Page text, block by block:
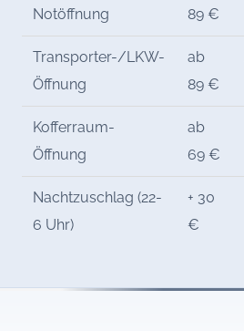
Notöffnung
89 €
Transporter-/LKW-
Öffnung
ab
89 €
Kofferraum-
Öffnung
ab
69 €
Nachtzuschlag (22-
6 Uhr)
+ 30
€